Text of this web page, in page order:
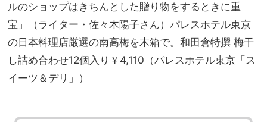
ルのショップはきちんとした贈り物をするときに重
宝」（ライター・佐々木陽子さん）パレスホテル東京
の日本料理店厳選の南高梅を木箱で。和田倉特撰 梅干
し詰め合わせ12個入り￥4,110（パレスホテル東京「ス
イーツ＆デリ」）